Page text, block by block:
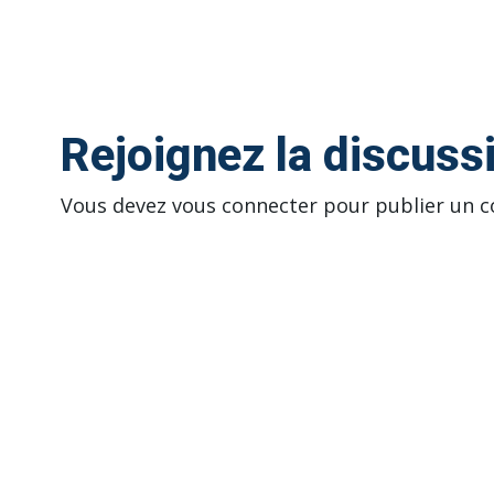
Rejoignez la
Vous devez vous connecter pour publier un